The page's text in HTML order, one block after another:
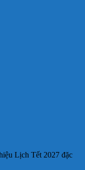
Lịch Tết 2027 đặc